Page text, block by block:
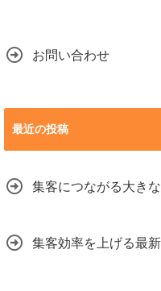
お問い合わせ
最近の投稿
集客につながる大き
集客効率を上げる最